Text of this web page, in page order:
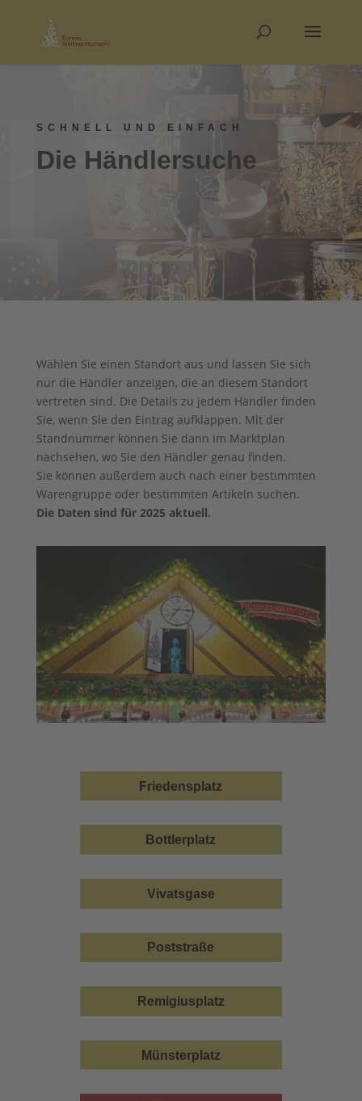
SCHNELL UND EINFACH
Die Händlersuche
Wählen Sie einen Standort aus und lassen Sie sich
nur die Händler anzeigen, die an diesem Standort
vertreten sind. Die Details zu jedem Händler finden
Sie, wenn Sie den Eintrag aufklappen. Mit der
Standnummer können Sie dann im Marktplan
nachsehen, wo Sie den Händler genau finden.
Sie können außerdem auch nach einer bestimmten
Warengruppe oder bestimmten Artikeln suchen.
Die Daten sind für 2025 aktuell.
Friedensplatz
Bottlerplatz
Vivatsgase
Poststraße
Remigiusplatz
Münsterplatz